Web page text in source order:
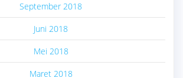
September 2018
Juni 2018
Mei 2018
Maret 2018